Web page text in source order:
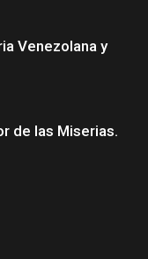
Venezolana y
de las Miserias.